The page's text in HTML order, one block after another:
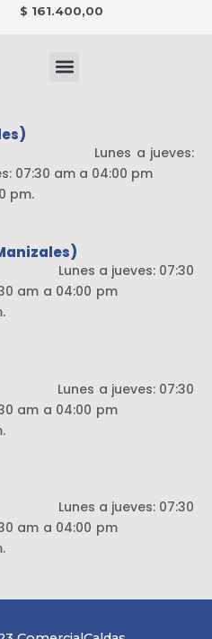
$ 161.400,00
Menu
Lunes a jueves:
07:30 am a 04:00 pm
pm.
Lunes a jueves: 07:30
07:30 am a 04:00 pm
Lunes a jueves: 07:30
07:30 am a 04:00 pm
Lunes a jueves: 07:30
07:30 am a 04:00 pm